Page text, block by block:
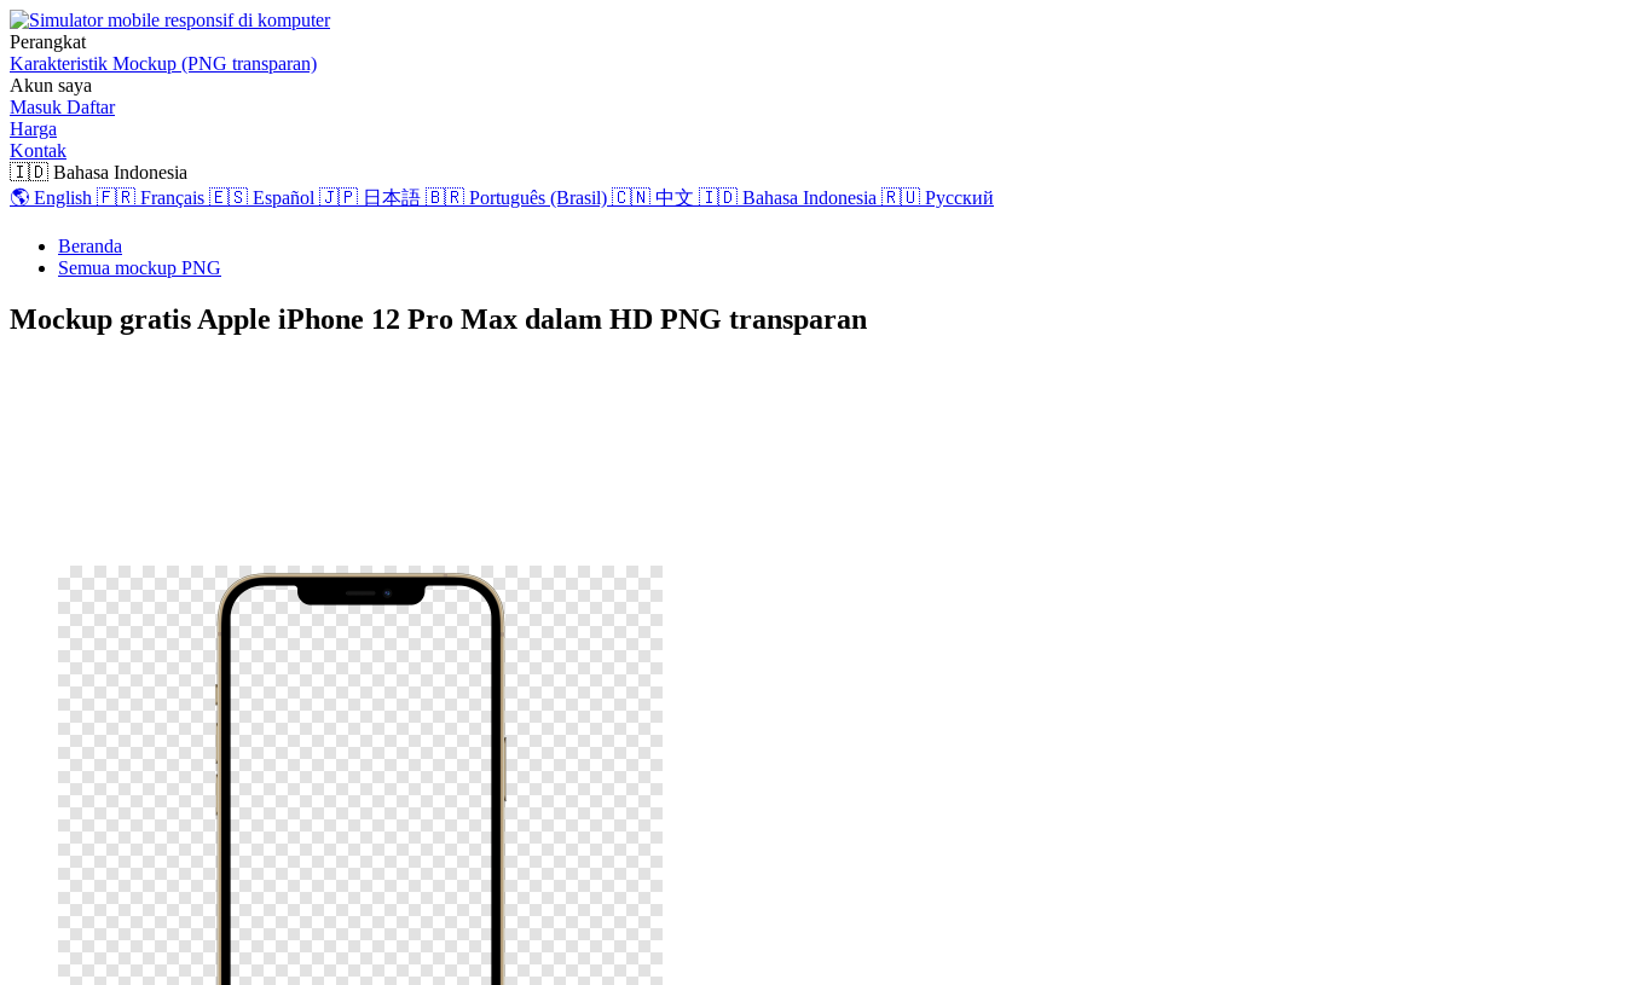
Perangkat
Karakteristik Mockup (PNG transparan)
Akun saya
Masuk Daftar
Harga
Kontak
🇮🇩 Bahasa Indonesia
🌎 English 🇫🇷 Français 🇪🇸 Español 🇯🇵 日本語 🇧🇷 Português (Brasil) 🇨🇳 中文 🇮🇩 Bahasa Indonesia 🇷🇺 Русский
Beranda
Semua mockup PNG
Mockup gratis Apple iPhone 12 Pro Max dalam HD PNG transparan